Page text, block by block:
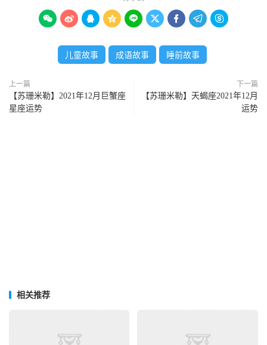
        
儿童故事 成语故事 睡前故事
上一篇
【苏珊米勒】2021年12月巨蟹座
星座运势
下一篇
【苏珊米勒】天蝎座2021年12月
运势
相关推荐